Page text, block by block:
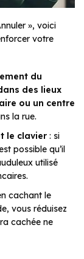
», voici
votre
du
des lieux
ou un centre
la rue.
le clavier : si
possible qu’il
utilisé
cachant le
vous réduisez
cachée ne